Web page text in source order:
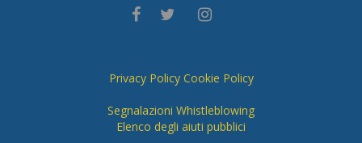
Privacy Policy Cookie Policy
Segnalazioni Whistleblowing
Elenco degli aiuti pubblici